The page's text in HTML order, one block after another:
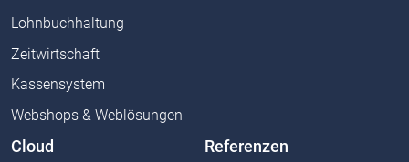
Lohnbuchhaltung
Zeitwirtschaft
Kassensystem
Webshops & Weblösungen
Cloud Referenzen